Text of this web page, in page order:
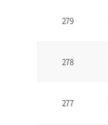
279
278
277